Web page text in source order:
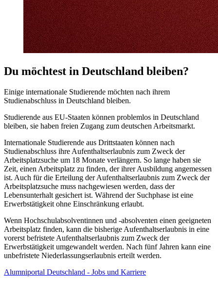
Du möchtest in Deutschland bleiben?
Einige internationale Studierende möchten nach ihrem
Studienabschluss in Deutschland bleiben.
Studierende aus EU-Staaten können problemlos in Deutschland
bleiben, sie haben freien Zugang zum deutschen Arbeitsmarkt.
Internationale Studierende aus Drittstaaten können nach
Studienabschluss ihre Aufenthaltserlaubnis zum Zweck der
Arbeitsplatzsuche um 18 Monate verlängern. So lange haben sie
Zeit, einen Arbeitsplatz zu finden, der ihrer Ausbildung angemessen
ist. Auch für die Erteilung der Aufenthaltserlaubnis zum Zweck der
Arbeitsplatzsuche muss nachgewiesen werden, dass der
Lebensunterhalt gesichert ist. Während der Suchphase ist eine
Erwerbstätigkeit ohne Einschränkung erlaubt.
Wenn Hochschulabsolventinnen und -absolventen einen geeigneten
Arbeitsplatz finden, kann die bisherige Aufenthaltserlaubnis in eine
vorerst befristete Aufenthaltserlaubnis zum Zweck der
Erwerbstätigkeit umgewandelt werden. Nach fünf Jahren kann eine
unbefristete Niederlassungserlaubnis erteilt werden.
Alumniportal Deutschland - Jobs und Karriere